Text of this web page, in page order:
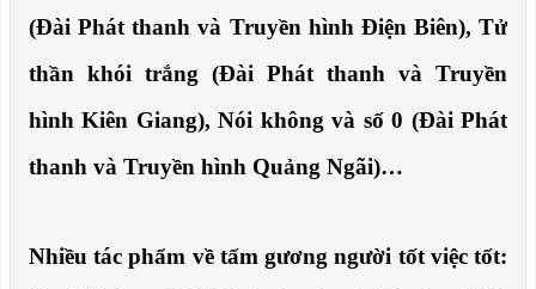
(Đài Phát thanh và Truyền hình Điện Biên), Tử
thần khói trắng (Đài Phát thanh và Truyền
hình Kiên Giang), Nói không và số 0 (Đài Phát
thanh và Truyền hình Quảng Ngãi)…
Nhiều tác phẩm về tấm gương người tốt việc tốt: